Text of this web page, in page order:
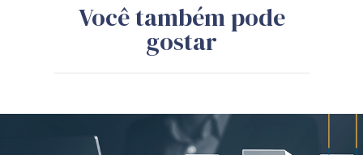
Você também pode
gostar